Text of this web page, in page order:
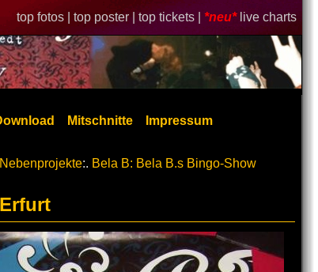
top fotos | top poster | top tickets | *neu* live charts
Mitschnitte Impressum
Nebenprojekte:. Bela B: Bela B.s Bingo-Show